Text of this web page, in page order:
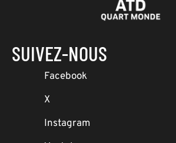
SUIVEZ-NOUS
Facebook
X
Instagram